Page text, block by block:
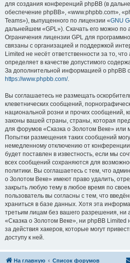
для создания конференций phpBB (в
обеспечение phpBB», «www.phpbb.com»,
Teams»), выпущенного по лицензии «GNU
дальнейшем «GPL»). Скачать его можно по
Ограничения лицензии GPL для
связаны с организацией и поддержкой
Limited не несёт ответственности за то,
определяет в качестве допустимого
За дополнительной информацией о phpBB
https://www.phpbb.com/.
Вы соглашаетесь не размещать
клеветнических сообщений,
национальной розни и прочих сообщений,
законы вашей страны, страны, которая
для форумов «Сказка о Золотом Веке» или
Попытки размещения таких сообщений
немедленному отключению от
будет поставлен в известность, если мы
всех сообщений сохраняются для
политики. Вы соглашаетесь с тем, что
о Золотом Веке» имеют право удалить,
закрыть любую тему в любое время по
пользователь вы согласны с тем, что
храниться в базе данных. Хотя эта
третьим лицам без вашего разрешения, ни
«Сказка о Золотом Веке», ни phpBB Limited
за действия хакеров, которые могут
доступу к ней.
На главную Список форумов